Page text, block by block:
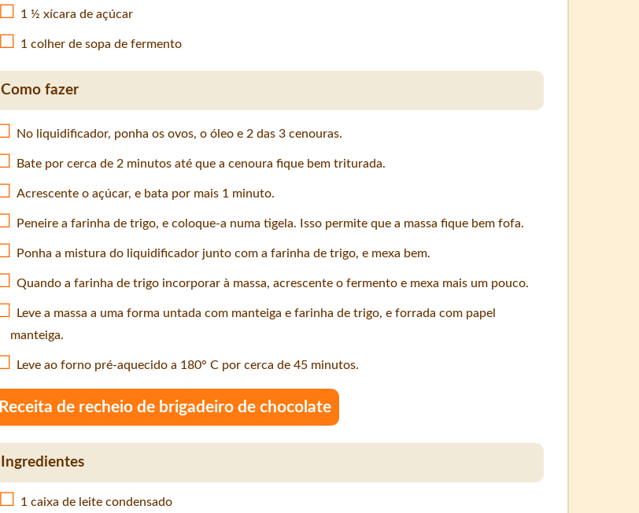
1 ½ xícara de açúcar
1 colher de sopa de fermento
Como fazer
No liquidificador, ponha os ovos, o óleo e 2 das 3 cenouras.
Bate por cerca de 2 minutos até que a cenoura fique bem triturada.
Acrescente o açúcar, e bata por mais 1 minuto.
Peneire a farinha de trigo, e coloque-a numa tigela. Isso permite que a massa fique bem fofa.
Ponha a mistura do liquidificador junto com a farinha de trigo, e mexa bem.
Quando a farinha de trigo incorporar à massa, acrescente o fermento e mexa mais um pouco.
Leve a massa a uma forma untada com manteiga e farinha de trigo, e forrada com papel
manteiga.
Leve ao forno pré-aquecido a 180° C por cerca de 45 minutos.
Receita de recheio de brigadeiro de chocolate
Ingredientes
1 caixa de leite condensado